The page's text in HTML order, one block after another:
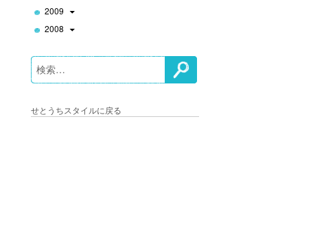
2009
2008
せとうちスタイルに戻る